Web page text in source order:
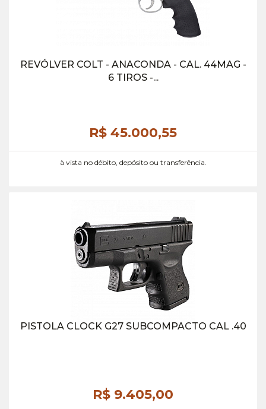
REVÓLVER COLT - ANACONDA - CAL. 44MAG -
6 TIROS -...
R$ 45.000,55
à vista no débito, depósito ou transferência.
PISTOLA CLOCK G27 SUBCOMPACTO CAL .40
R$ 9.405,00